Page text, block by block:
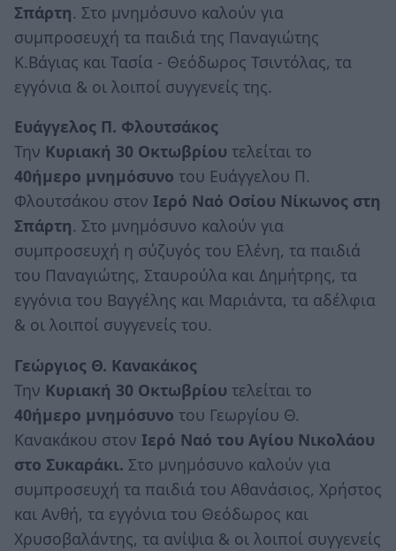
Σπάρτη. Στο μνημόσυνο καλούν για
συμπροσευχή τα παιδιά της Παναγιώτης
Κ.Βάγιας και Τασία - Θεόδωρος Τσιντόλας, τα
εγγόνια & οι λοιποί συγγενείς της.
Ευάγγελος Π. Φλουτσάκος
Την Κυριακή 30 Οκτωβρίου τελείται το
40ήμερο μνημόσυνο του Ευάγγελου Π.
Φλουτσάκου στον Ιερό Ναό Οσίου Νίκωνος στη
Σπάρτη. Στο μνημόσυνο καλούν για
συμπροσευχή η σύζυγός του Ελένη, τα παιδιά
του Παναγιώτης, Σταυρούλα και Δημήτρης, τα
εγγόνια του Βαγγέλης και Μαριάντα, τα αδέλφια
& οι λοιποί συγγενείς του.
Γεώργιος Θ. Κανακάκος
Την Κυριακή 30 Οκτωβρίου τελείται το
40ήμερο μνημόσυνο του Γεωργίου Θ.
Κανακάκου στον Ιερό Ναό του Αγίου Νικολάου
στο Συκαράκι. Στο μνημόσυνο καλούν για
συμπροσευχή τα παιδιά του Αθανάσιος, Χρήστος
και Ανθή, τα εγγόνια του Θεόδωρος και
Χρυσοβαλάντης, τα ανίψια & οι λοιποί συγγενείς